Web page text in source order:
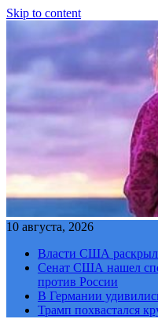
Skip to content
10 августа, 2026
Власти США
Сенат США нашел
против России
В Германии
Трамп похвастался